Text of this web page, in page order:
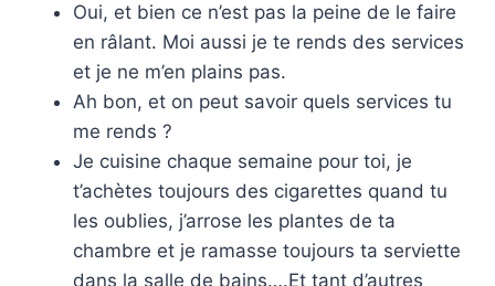
Oui, et bien ce n’est pas la peine de le faire
en râlant. Moi aussi je te rends des services
et je ne m’en plains pas.
Ah bon, et on peut savoir quels services tu
me rends ?
Je cuisine chaque semaine pour toi, je
t’achètes toujours des cigarettes quand tu
les oublies, j’arrose les plantes de ta
chambre et je ramasse toujours ta serviette
dans la salle de bains….Et tant d’autres